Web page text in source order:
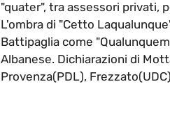
"quater", tra assessori privati,
L'ombra di "Cetto
Battipaglia come
Albanese. Dichiarazioni di
Provenza(PDL),